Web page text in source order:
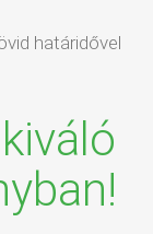
határidővel